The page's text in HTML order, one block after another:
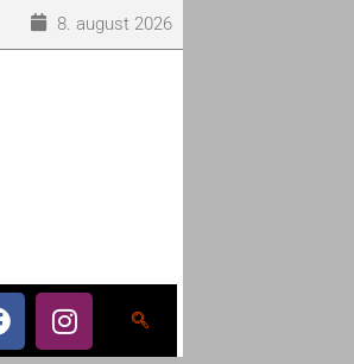
8. august 2026